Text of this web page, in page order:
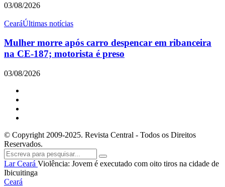
03/08/2026
CearáÚltimas notícias
Mulher morre após carro despencar em ribanceira
na CE-187; motorista é preso
03/08/2026
© Copyright 2009-2025. Revista Central - Todos os Direitos
Reservados.
LarCeará Violência: Jovem é executado com oito tiros na cidade de
Ibicuitinga
Ceará